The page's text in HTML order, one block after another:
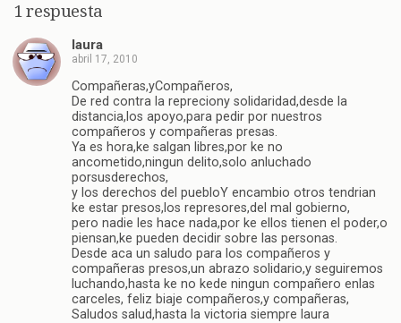
1 respuesta
laura
abril 17, 2010
Compañeras,yCompañeros,
De red contra la repreciony solidaridad,desde la
distancia,los apoyo,para pedir por nuestros
compañeros y compañeras presas.
Ya es hora,ke salgan libres,por ke no
ancometido,ningun delito,solo anluchado
porsusderechos,
y los derechos del puebloY encambio otros tendrian
ke estar presos,los represores,del mal gobierno,
pero nadie les hace nada,por ke ellos tienen el poder,o
piensan,ke pueden decidir sobre las personas.
Desde aca un saludo para los compañeros y
compañeras presos,un abrazo solidario,y seguiremos
luchando,hasta ke no kede ningun compañero enlas
carceles, feliz biaje compañeros,y compañeras,
Saludos salud,hasta la victoria siempre laura